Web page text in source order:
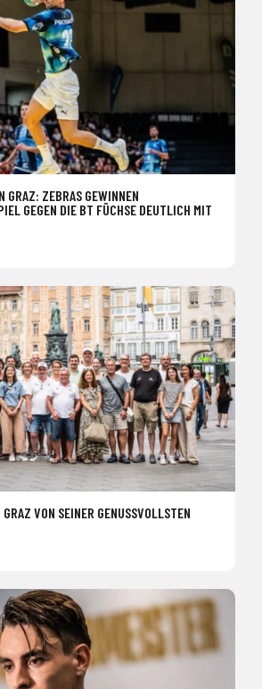
GRAZ: ZEBRAS GEWINNEN
GEGEN DIE BT FÜCHSE DEUTLICH MIT
VON SEINER GENUSSVOLLSTEN